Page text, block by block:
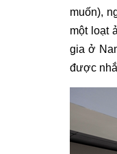
muốn),
một loạt
gia ở
được